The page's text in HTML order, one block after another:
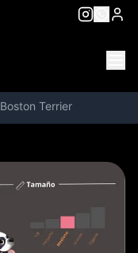
Boston Terrier